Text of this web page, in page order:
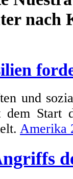
und
Start
Amerika